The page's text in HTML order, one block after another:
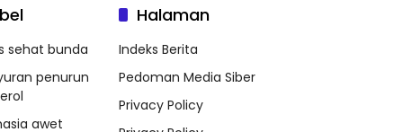
sehat bunda
penurun
awet
Halaman
Indeks Berita
Pedoman Media Siber
Privacy Policy